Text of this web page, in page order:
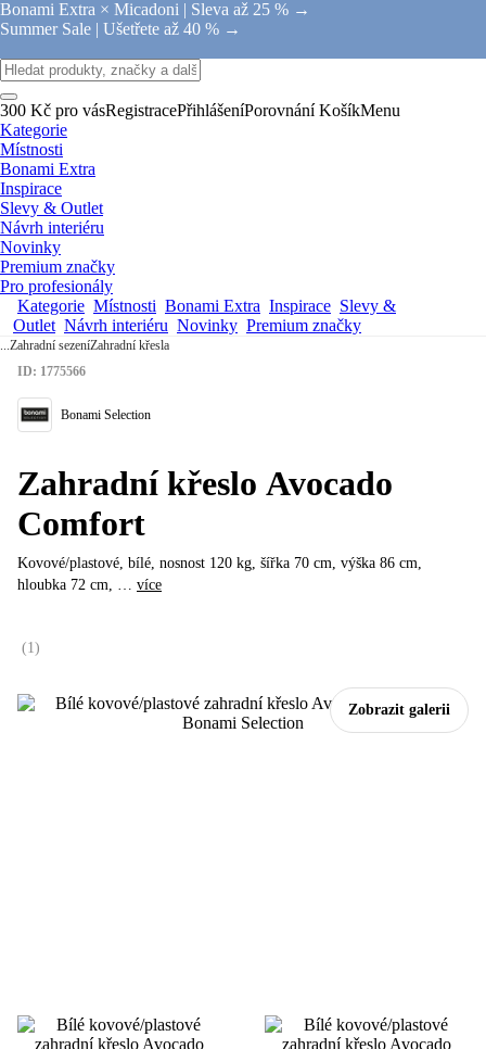
Bonami Extra × Micadoni | Sleva až 25 % →
Summer Sale | Ušetřete až 40 % →
300 Kč pro vásRegistracePřihlášeníPorovnání KošíkMenu
Kategorie
Místnosti
Bonami Extra
Inspirace
Slevy & Outlet
Návrh interiéru
Novinky
Premium značky
Pro profesionály
Kategorie Místnosti Bonami Extra Inspirace Slevy &
Outlet Návrh interiéru Novinky Premium značky
...Zahradní sezeníZahradní křesla
Zobrazit galerii
ID: 1775566
Bonami Selection
Zahradní křeslo Avocado
Comfort
Kovové/plastové, bílé, nosnost 120 kg, šířka 70 cm, výška 86 cm,
hloubka 72 cm, … více
(1 )